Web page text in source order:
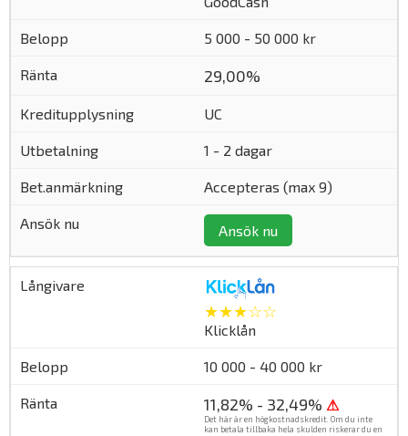
5 000 - 50 000 kr
29,00%
UC
1 - 2 dagar
Accepteras (max 9)
Ansök nu
★★★☆☆
Klicklån
10 000 - 40 000 kr
11,82% - 32,49% ⚠
Det här är en högkostnadskredit. Om du inte
kan betala tillbaka hela skulden riskerar du en